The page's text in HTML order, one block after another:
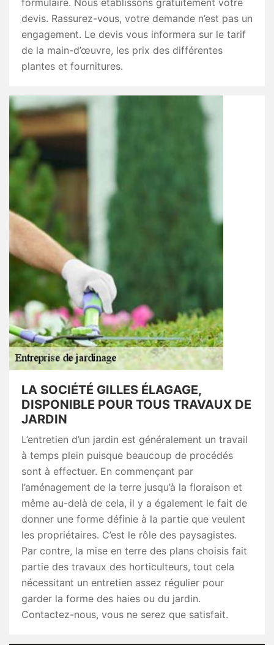
formulaire. Nous établissons gratuitement votre
devis. Rassurez-vous, votre demande n’est pas un
engagement. Le devis vous informera sur le tarif
de la main-d’œuvre, les prix des différentes
plantes et fournitures.
LA SOCIÉTÉ GILLES ÉLAGAGE,
DISPONIBLE POUR TOUS TRAVAUX DE
JARDIN
L’entretien d’un jardin est généralement un travail
à temps plein puisque beaucoup de procédés
sont à effectuer. En commençant par
l’aménagement de la terre jusqu’à la floraison et
même au-delà de cela, il y a également le fait de
donner une forme définie à la partie que veulent
les propriétaires. C’est le rôle des paysagistes.
Par contre, la mise en terre des plans choisis fait
partie des travaux des horticulteurs, tout cela
nécessitant un entretien assez régulier pour
garder la forme des haies ou du jardin.
Contactez-nous, vous ne serez que satisfait.